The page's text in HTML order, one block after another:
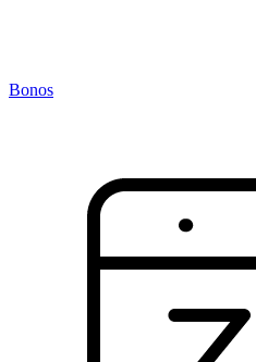
Bonos